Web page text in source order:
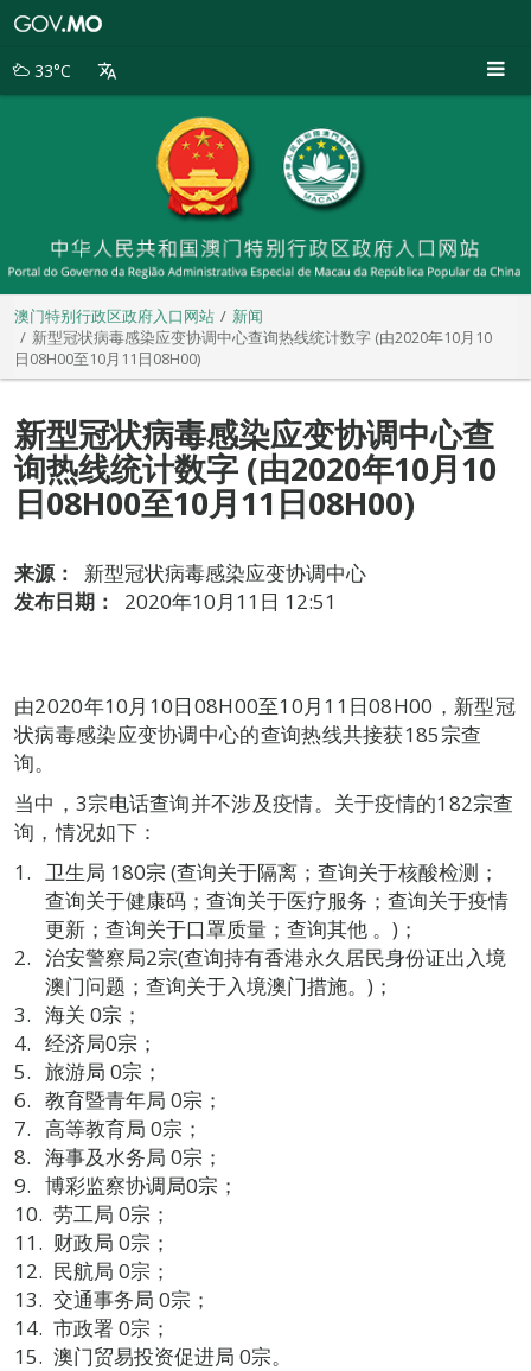
别
33°C
澳门特别行政区政府入口网站
新闻
新型冠状病毒感染应变协调中心查询热线统计数字 (由2020年10月10
日08H00至10月11日08H00)
新型冠状病毒感染应变协调中心查
询热线统计数字 (由2020年10月10
日08H00至10月11日08H00)
来源：
新型冠状病毒感染应变协调中心
发布日期：
2020年10月11日 12:51
由2020年10月10日08H00至10月11日08H00，新型冠
状病毒感染应变协调中心的查询热线共接获185宗查
询。
当中，3宗电话查询并不涉及疫情。关于疫情的182宗查
询，情况如下：
卫生局 180宗 (查询关于隔离；查询关于核酸检测；
查询关于健康码；查询关于医疗服务；查询关于疫情
更新；查询关于口罩质量；查询其他 。)；
治安警察局2宗(查询持有香港永久居民身份证出入境
澳门问题；查询关于入境澳门措施。)；
海关 0宗；
经济局0宗；
旅游局 0宗；
教育暨青年局 0宗；
高等教育局 0宗；
海事及水务局 0宗；
博彩监察协调局0宗；
劳工局 0宗；
财政局 0宗；
民航局 0宗；
交通事务局 0宗；
市政署 0宗；
澳门贸易投资促进局 0宗。